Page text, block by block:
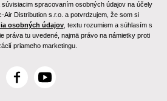
spracovaním osobných údajov na účely
Air Distribution s.r.o. a potvrdzujem, že som si
osobných údajov, textu rozumiem a súhlasím s
práva tu uvedené, najmä právo na námietky proti
priameho marketingu.
F
Y